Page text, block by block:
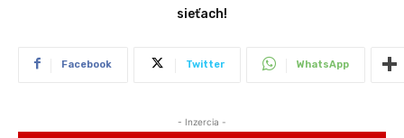
sieťach!
Facebook Twitter WhatsApp
- Inzercia -